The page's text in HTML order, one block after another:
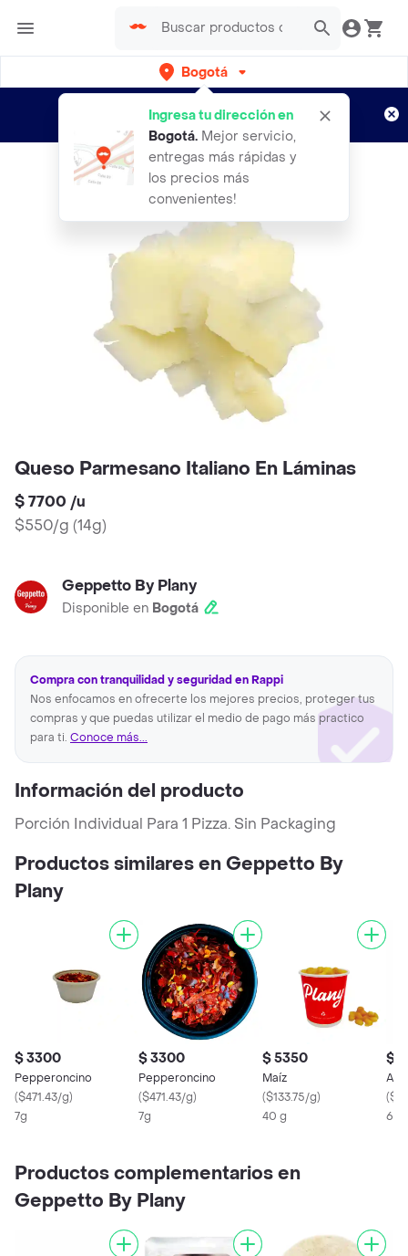
Bogotá
Ingresa tu dirección en
Bogotá. Mejor servicio,
entregas más rápidas y
los precios más
convenientes!
envíos gratis por semanas
Aplican TyC
Queso Parmesano Italiano En Láminas
$ 7700 /u
$550/g (14g)
Geppetto By Plany
Disponible en Bogotá
Compra con tranquilidad y seguridad en Rappi
Nos enfocamos en ofrecerte los mejores precios, proteger tus
compras y que puedas utilizar el medio de pago más practico
para ti. Conoce más...
Información del producto
Porción Individual Para 1 Pizza. Sin Packaging
Productos similares en Geppetto By
Plany
$ 3300
Pepperoncino
($471.43/g)
7g
$ 3300
Pepperoncino
($471.43/g)
7g
$ 5350
Maíz
($133.75/g)
40 g
$
(
6g
Productos complementarios en
Geppetto By Plany